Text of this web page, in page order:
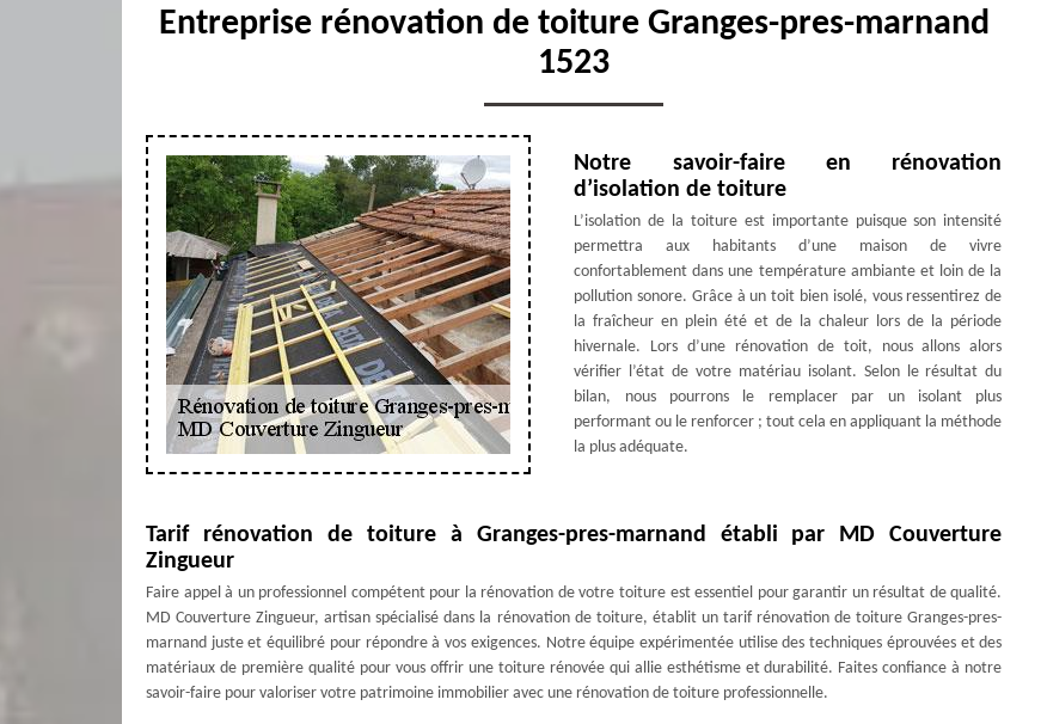
Entreprise rénovation de toiture Granges-pres-marnand
1523
Notre savoir-faire en rénovation
d’isolation de toiture
L’isolation de la toiture est importante puisque son intensité
permettra aux habitants d’une maison de vivre
confortablement dans une température ambiante et loin de la
pollution sonore. Grâce à un toit bien isolé, vous ressentirez de
la fraîcheur en plein été et de la chaleur lors de la période
hivernale. Lors d’une rénovation de toit, nous allons alors
vérifier l’état de votre matériau isolant. Selon le résultat du
bilan, nous pourrons le remplacer par un isolant plus
performant ou le renforcer ; tout cela en appliquant la méthode
la plus adéquate.
Tarif rénovation de toiture à Granges-pres-marnand établi par MD Couverture
Zingueur
Faire appel à un professionnel compétent pour la rénovation de votre toiture est essentiel pour garantir un résultat de qualité.
MD Couverture Zingueur, artisan spécialisé dans la rénovation de toiture, établit un tarif rénovation de toiture Granges-pres-
marnand juste et équilibré pour répondre à vos exigences. Notre équipe expérimentée utilise des techniques éprouvées et des
matériaux de première qualité pour vous offrir une toiture rénovée qui allie esthétisme et durabilité. Faites confiance à notre
savoir-faire pour valoriser votre patrimoine immobilier avec une rénovation de toiture professionnelle.